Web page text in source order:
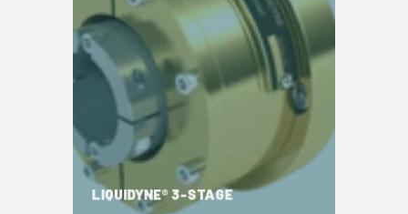
LIQUIDYNE® 3-STAGE
设计坚固的密封件
维护间隔更长
状态监测可预测寿命